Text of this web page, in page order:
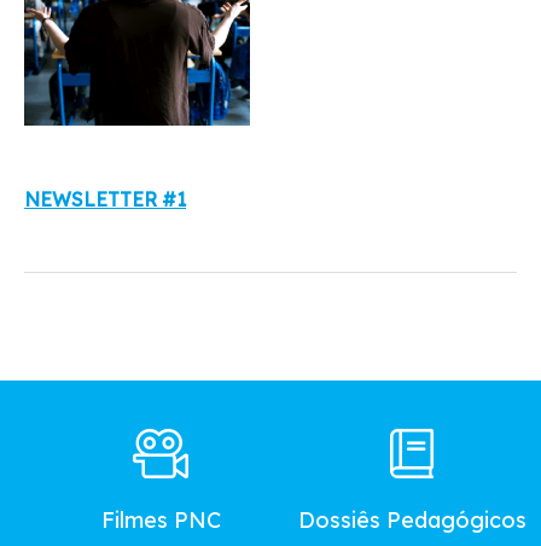
NEWSLETTER #1
Filmes PNC Dossiês Pedagógicos